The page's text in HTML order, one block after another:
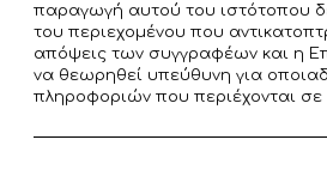
παραγωγή αυτού του ιστότοπου
του περιεχομένου που
απόψεις των συγγραφέων και η
να θεωρηθεί υπεύθυνη για
πληροφοριών που περιέχονται σε